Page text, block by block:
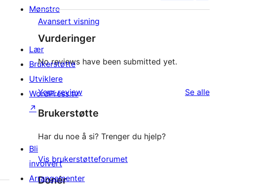
Avansert visning
Vurderinger
No reviews have been submitted yet.
Your review Se alleomtalene
Brukerstøtte
Har du noe å si? Trenger du hjelp?
Vis brukerstøtteforumet
Donér
Mønstre
Lær
Brukerstøtte
Utviklere
WordPress.tv
↗
Bli
involvert
Arrangementer